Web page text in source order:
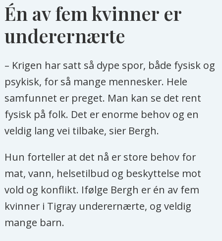
Én av fem kvinner er
underernærte
– Krigen har satt så dype spor, både fysisk og
psykisk, for så mange mennesker. Hele
samfunnet er preget. Man kan se det rent
fysisk på folk. Det er enorme behov og en
veldig lang vei tilbake, sier Bergh.
Hun forteller at det nå er store behov for
mat, vann, helsetilbud og beskyttelse mot
vold og konflikt. Ifølge Bergh er én av fem
kvinner i Tigray underernærte, og veldig
mange barn.